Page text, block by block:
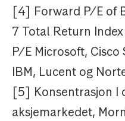
[4] Forward P/E of
7 Total Return
P/E Microsoft, Cisco
IBM, Lucent og
[5] Konsentrasjon I
aksjemarkedet,